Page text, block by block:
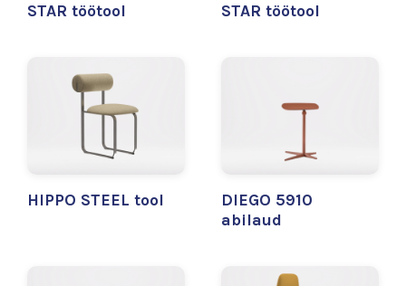
STAR töötool
STAR töötool
HIPPO STEEL tool
DIEGO 5910
abilaud